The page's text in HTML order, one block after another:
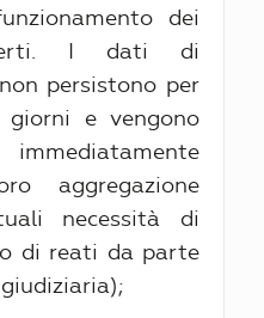
dei
I dati di
persistono per
e vengono
aggregazione
necessità di
di reati da parte